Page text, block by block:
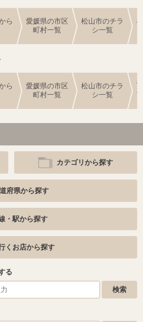
ら
愛媛県の市区
町村一覧
松山市のチラ
シ一覧
ら
愛媛県の市区
町村一覧
松山市のチラ
シ一覧
カテゴリから探す
府県から探す
・駅から探す
くお店から探す
る